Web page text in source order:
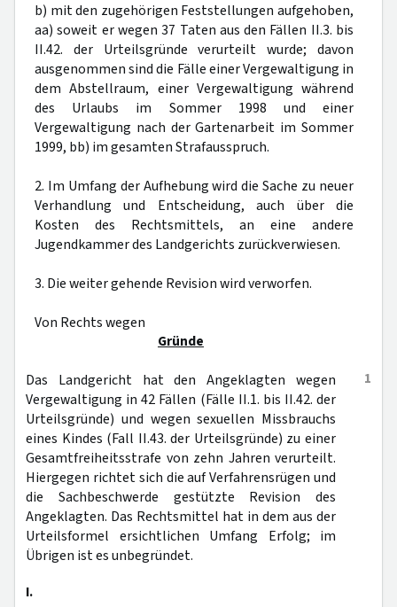
b) mit den zugehörigen Feststellungen aufgehoben,
aa) soweit er wegen 37 Taten aus den Fällen II.3. bis
II.42. der Urteilsgründe verurteilt wurde; davon
ausgenommen sind die Fälle einer Vergewaltigung in
dem Abstellraum, einer Vergewaltigung während
des Urlaubs im Sommer 1998 und einer
Vergewaltigung nach der Gartenarbeit im Sommer
1999, bb) im gesamten Strafausspruch.
2. Im Umfang der Aufhebung wird die Sache zu neuer
Verhandlung und Entscheidung, auch über die
Kosten des Rechtsmittels, an eine andere
Jugendkammer des Landgerichts zurückverwiesen.
3. Die weiter gehende Revision wird verworfen.
Von Rechts wegen
Gründe
1
Das Landgericht hat den Angeklagten wegen
Vergewaltigung in 42 Fällen (Fälle II.1. bis II.42. der
Urteilsgründe) und wegen sexuellen Missbrauchs
eines Kindes (Fall II.43. der Urteilsgründe) zu einer
Gesamtfreiheitsstrafe von zehn Jahren verurteilt.
Hiergegen richtet sich die auf Verfahrensrügen und
die Sachbeschwerde gestützte Revision des
Angeklagten. Das Rechtsmittel hat in dem aus der
Urteilsformel ersichtlichen Umfang Erfolg; im
Übrigen ist es unbegründet.
I.